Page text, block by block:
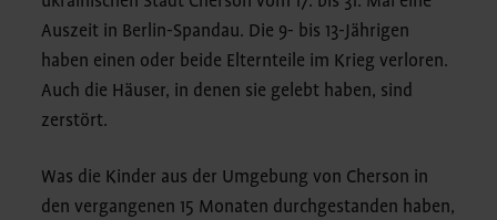
Auszeit in Berlin-Spandau. Die 9- bis 13-Jährigen
haben einen oder beide Elternteile im Krieg verloren.
Auch die Häuser, in denen sie gelebt haben, sind
zerstört.
Was die Kinder aus der Umgebung von Cherson in
den vergangenen 15 Monaten durchgestanden haben,